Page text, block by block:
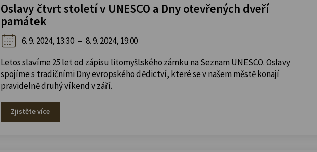
Oslavy čtvrt století v UNESCO a Dny otevřených dveří
památek
6. 9. 2024, 13:30 – 8. 9. 2024, 19:00
Letos slavíme 25 let od zápisu litomyšlského zámku na Seznam UNESCO. Oslavy
spojíme s tradičními Dny evropského dědictví, které se v našem městě konají
pravidelně druhý víkend v září.
Zjistěte více